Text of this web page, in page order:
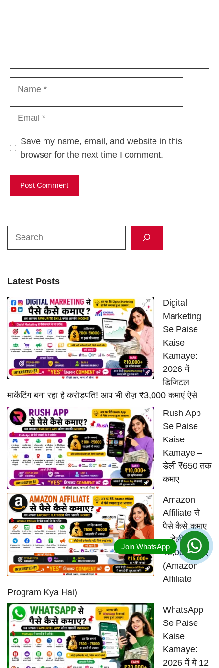
Website
Save my name, email, and website in this
browser for the next time I comment.
Latest Posts
Digital
Marketing
Se Paise
Kaise
Kamaye:
2026 में
डिजिटल
मार्केटिंग बना रहा है करोड़पति! आप भी रोज़ ₹3,000 कमाएं ऐसे
Rush App
Se Paise
Kaise
Kamaye –
डेली ₹650 तक
कमाए
Amazon
Affiliate से
पैसे कैसे कमाए
– डेली
₹2,000 कमाए
(Amazon
Affiliate
Program Kya Hai)
WhatsApp
Se Paise
Kaise
Kamaye:
2026 में ये 12